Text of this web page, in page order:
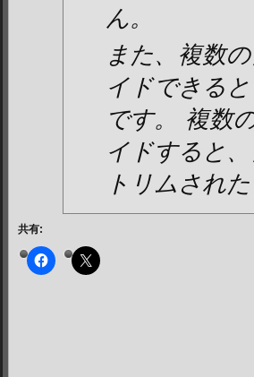
ん。
また、複数
イドできる
です。 複数
イドすると
トリムされ
共有: